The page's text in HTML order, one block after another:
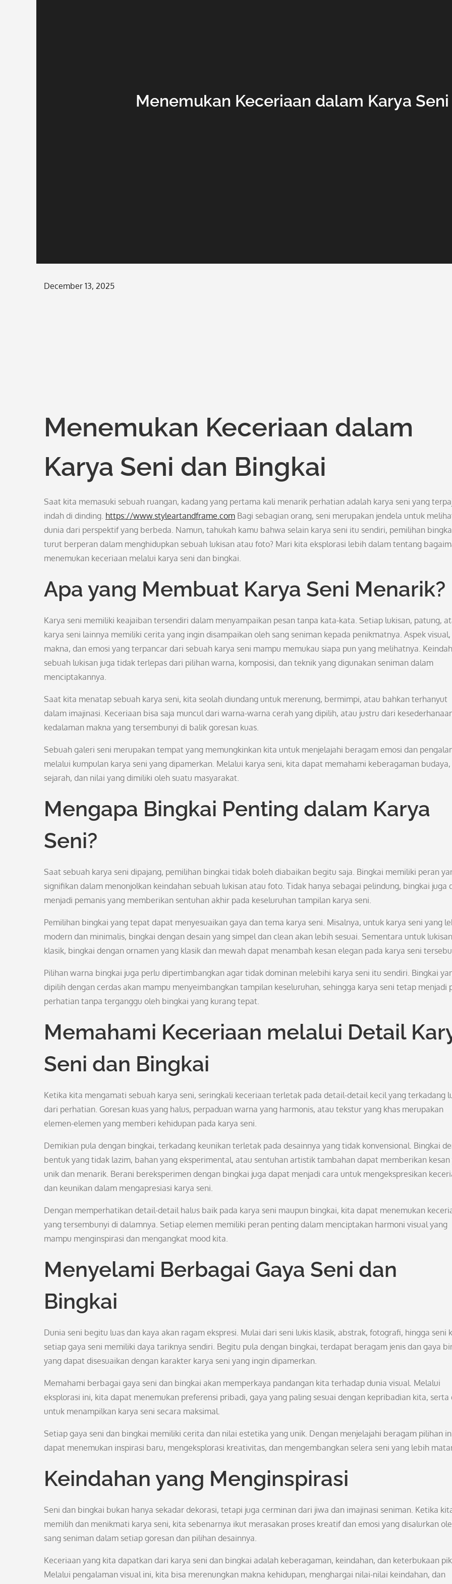
Menemukan Keceriaan dalam Karya
Posted
December 13, 2025
Menemukan Keceriaan dalam
Karya Seni dan Bingkai
Saat kita memasuki sebuah ruangan, kadang yang pertama kali menarik perhatian adalah karya seni yang
indah di dinding. https://www.styleartandframe.com Bagi sebagian orang, seni merupakan jendela untuk
dunia dari perspektif yang berbeda. Namun, tahukah kamu bahwa selain karya seni itu sendiri, pemilihan
turut berperan dalam menghidupkan sebuah lukisan atau foto? Mari kita eksplorasi lebih dalam tentang
menemukan keceriaan melalui karya seni dan bingkai.
Apa yang Membuat Karya Seni Menarik?
Karya seni memiliki keajaiban tersendiri dalam menyampaikan pesan tanpa kata-kata. Setiap lukisan, patung,
karya seni lainnya memiliki cerita yang ingin disampaikan oleh sang seniman kepada penikmatnya. Aspek visual,
makna, dan emosi yang terpancar dari sebuah karya seni mampu memukau siapa pun yang melihatnya.
sebuah lukisan juga tidak terlepas dari pilihan warna, komposisi, dan teknik yang digunakan seniman dalam
menciptakannya.
Saat kita menatap sebuah karya seni, kita seolah diundang untuk merenung, bermimpi, atau bahkan terhanyut
dalam imajinasi. Keceriaan bisa saja muncul dari warna-warna cerah yang dipilih, atau justru dari
kedalaman makna yang tersembunyi di balik goresan kuas.
Sebuah galeri seni merupakan tempat yang memungkinkan kita untuk menjelajahi beragam emosi dan
melalui kumpulan karya seni yang dipamerkan. Melalui karya seni, kita dapat memahami keberagaman budaya,
sejarah, dan nilai yang dimiliki oleh suatu masyarakat.
Mengapa Bingkai Penting dalam Karya
Seni?
Saat sebuah karya seni dipajang, pemilihan bingkai tidak boleh diabaikan begitu saja. Bingkai memiliki peran
signifikan dalam menonjolkan keindahan sebuah lukisan atau foto. Tidak hanya sebagai pelindung, bingkai juga
menjadi pemanis yang memberikan sentuhan akhir pada keseluruhan tampilan karya seni.
Pemilihan bingkai yang tepat dapat menyesuaikan gaya dan tema karya seni. Misalnya, untuk karya seni yang
modern dan minimalis, bingkai dengan desain yang simpel dan clean akan lebih sesuai. Sementara untuk lukisan
klasik, bingkai dengan ornamen yang klasik dan mewah dapat menambah kesan elegan pada karya seni
Pilihan warna bingkai juga perlu dipertimbangkan agar tidak dominan melebihi karya seni itu sendiri. Bingkai
dipilih dengan cerdas akan mampu menyeimbangkan tampilan keseluruhan, sehingga karya seni tetap menjadi
perhatian tanpa terganggu oleh bingkai yang kurang tepat.
Memahami Keceriaan melalui Detail
Seni dan Bingkai
Ketika kita mengamati sebuah karya seni, seringkali keceriaan terletak pada detail-detail kecil yang terkadang
dari perhatian. Goresan kuas yang halus, perpaduan warna yang harmonis, atau tekstur yang khas merupakan
elemen-elemen yang memberi kehidupan pada karya seni.
Demikian pula dengan bingkai, terkadang keunikan terletak pada desainnya yang tidak konvensional. Bingkai
bentuk yang tidak lazim, bahan yang eksperimental, atau sentuhan artistik tambahan dapat memberikan kesan
unik dan menarik. Berani bereksperimen dengan bingkai juga dapat menjadi cara untuk mengekspresikan
dan keunikan dalam mengapresiasi karya seni.
Dengan memperhatikan detail-detail halus baik pada karya seni maupun bingkai, kita dapat menemukan
yang tersembunyi di dalamnya. Setiap elemen memiliki peran penting dalam menciptakan harmoni visual yang
mampu menginspirasi dan mengangkat mood kita.
Menyelami Berbagai Gaya Seni dan
Bingkai
Dunia seni begitu luas dan kaya akan ragam ekspresi. Mulai dari seni lukis klasik, abstrak, fotografi, hingga seni
setiap gaya seni memiliki daya tariknya sendiri. Begitu pula dengan bingkai, terdapat beragam jenis dan gaya
yang dapat disesuaikan dengan karakter karya seni yang ingin dipamerkan.
Memahami berbagai gaya seni dan bingkai akan memperkaya pandangan kita terhadap dunia visual. Melalui
eksplorasi ini, kita dapat menemukan preferensi pribadi, gaya yang paling sesuai dengan kepribadian kita, serta
untuk menampilkan karya seni secara maksimal.
Setiap gaya seni dan bingkai memiliki cerita dan nilai estetika yang unik. Dengan menjelajahi beragam pilihan
dapat menemukan inspirasi baru, mengeksplorasi kreativitas, dan mengembangkan selera seni yang lebih
Keindahan yang Menginspirasi
Seni dan bingkai bukan hanya sekadar dekorasi, tetapi juga cerminan dari jiwa dan imajinasi seniman. Ketika
memilih dan menikmati karya seni, kita sebenarnya ikut merasakan proses kreatif dan emosi yang disalurkan
sang seniman dalam setiap goresan dan pilihan desainnya.
Keceriaan yang kita dapatkan dari karya seni dan bingkai adalah keberagaman, keindahan, dan keterbukaan
Melalui pengalaman visual ini, kita bisa merenungkan makna kehidupan, menghargai nilai-nilai keindahan, dan